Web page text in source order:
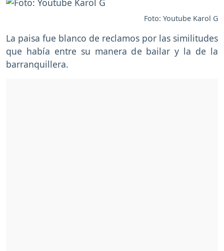
Foto: Youtube Karol G
La paisa fue blanco de reclamos por las similitudes
que había entre su manera de bailar y la de la
barranquillera.